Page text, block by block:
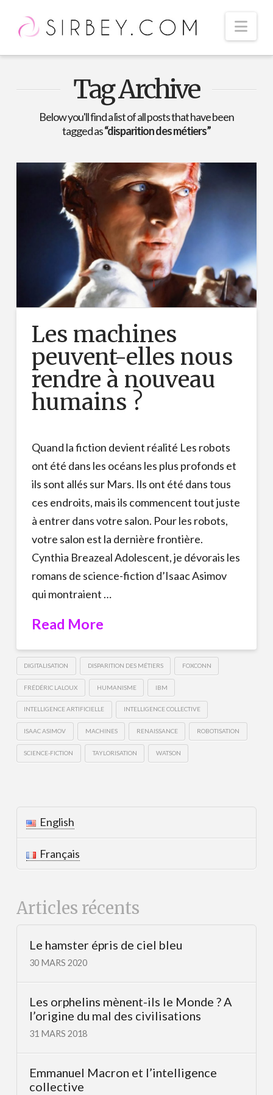
Tag Archive
Below you'll find a list of all posts that have been
tagged as“disparition des métiers”
Les machines
peuvent-elles nous
rendre à nouveau
humains ?
Quand la fiction devient réalité Les robots
ont été dans les océans les plus profonds et
ils sont allés sur Mars. Ils ont été dans tous
ces endroits, mais ils commencent tout juste
à entrer dans votre salon. Pour les robots,
votre salon est la dernière frontière.
Cynthia Breazeal Adolescent, je dévorais les
romans de science-fiction d’Isaac Asimov
qui montraient …
Read More
DIGITALISATION DISPARITION DES MÉTIERS FOXCONN
FRÉDÉRIC LALOUX HUMANISME IBM
INTELLIGENCE ARTIFICIELLE INTELLIGENCE COLLECTIVE
ISAAC ASIMOV MACHINES RENAISSANCE ROBOTISATION
SCIENCE-FICTION TAYLORISATION WATSON
English
Français
Articles récents
Le hamster épris de ciel bleu
30 MARS 2020
Les orphelins mènent-ils le Monde ? A
l’origine du mal des civilisations
31 MARS 2018
Emmanuel Macron et l’intelligence
collective